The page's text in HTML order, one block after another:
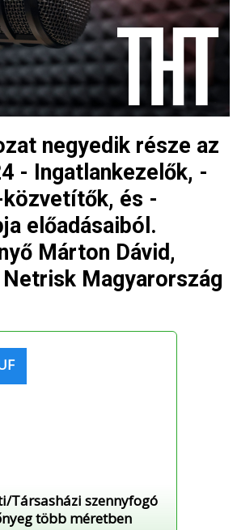
negyedik része az
- Ingatlankezelők, -
közvetítők, és -
előadásaiból.
Márton Dávid,
Magyarország
Társasházi szennyfogó
több méretben